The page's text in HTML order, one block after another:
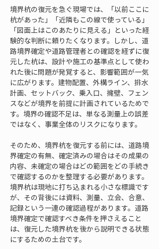
境界杭の復元を急ぐ現場では、「以前ここに
杭があった」「近隣もこの線で使っている」
「図面上はこのあたりに見える」といった経
験的な判断に頼りたくなります。しかし、道
路境界確定や道路管理者との確認を経ずに復
元した杭は、設計や施工の基準点として使わ
れた後に問題が発覚すると、影響範囲が一気
に広がります。建物配置、外構ライン、排水
計画、セットバック、乗入口、擁壁、フェン
スなどが境界を前提に計画されているためで
す。境界の確認不足は、単なる測量上の誤差
ではなく、事業全体のリスクになります。
そのため、境界杭を復元する前には、道路境
界確定の有無、確定済みの場合はその成果の
内容、未確定の場合はどの範囲をどの手続き
で確認するのかを整理する必要があります。
境界杭は現地に打ち込まれる小さな標識です
が、その背後には資料、測量、立会、合意、
記録という一連の確認過程があります。道路
境界確定で確認すべき条件を押さえること
は、復元した境界杭を後から説明できる状態
にするための土台です。